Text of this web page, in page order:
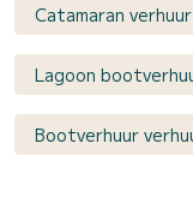
Catamaran
Lagoon
Bootverhuur